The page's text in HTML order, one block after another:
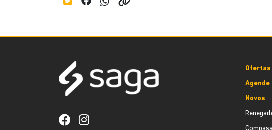
Ofertas
Novos